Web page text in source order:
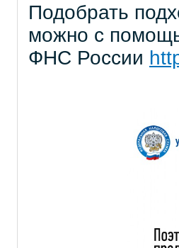
Подобрать
можно с
ФНС России